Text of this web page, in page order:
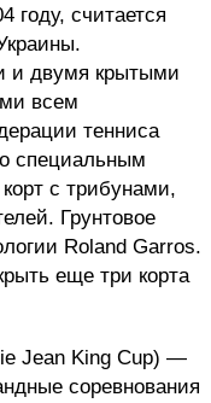
году, считается
и двумя крытыми
всем
тенниса
специальным
с трибунами,
Грунтовое
Roland Garros.
еще три корта
Jean King Cup) —
соревнования